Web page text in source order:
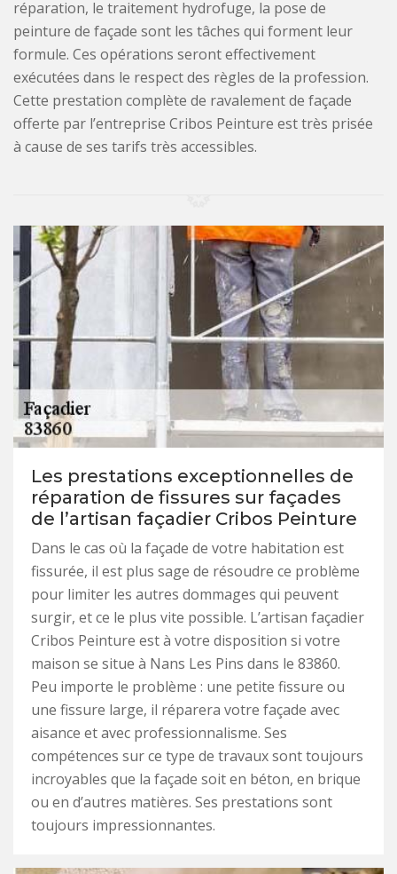
réparation, le traitement hydrofuge, la pose de
peinture de façade sont les tâches qui forment leur
formule. Ces opérations seront effectivement
exécutées dans le respect des règles de la profession.
Cette prestation complète de ravalement de façade
offerte par l’entreprise Cribos Peinture est très prisée
à cause de ses tarifs très accessibles.
Les prestations exceptionnelles de
réparation de fissures sur façades
de l’artisan façadier Cribos Peinture
Dans le cas où la façade de votre habitation est
fissurée, il est plus sage de résoudre ce problème
pour limiter les autres dommages qui peuvent
surgir, et ce le plus vite possible. L’artisan façadier
Cribos Peinture est à votre disposition si votre
maison se situe à Nans Les Pins dans le 83860.
Peu importe le problème : une petite fissure ou
une fissure large, il réparera votre façade avec
aisance et avec professionnalisme. Ses
compétences sur ce type de travaux sont toujours
incroyables que la façade soit en béton, en brique
ou en d’autres matières. Ses prestations sont
toujours impressionnantes.